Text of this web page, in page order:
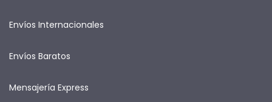
Envíos Internacionales
Envíos Baratos
Mensajería Express